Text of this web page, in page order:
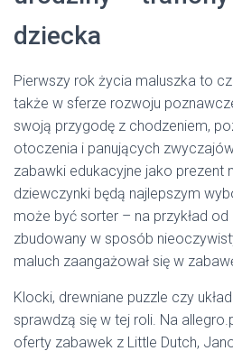
dziecka
Pierwszy rok życia maluszka to
także w sferze rozwoju
swoją przygodę z chodzeniem,
otoczenia i panujących
zabawki edukacyjne jako prezent
dziewczynki będą najlepszym
może być sorter – na przykład
zbudowany w sposób
maluch zaangażował się w
Klocki, drewniane puzzle czy
sprawdzą się w tej roli. Na
oferty zabawek z Little Dutch,